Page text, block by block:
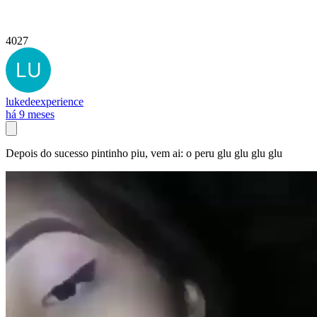
4027
lukedeexperience
há 9 meses
Depois do sucesso pintinho piu, vem ai: o peru glu glu glu glu